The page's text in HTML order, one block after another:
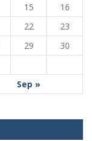
15
16
22
23
29
30
Sep »